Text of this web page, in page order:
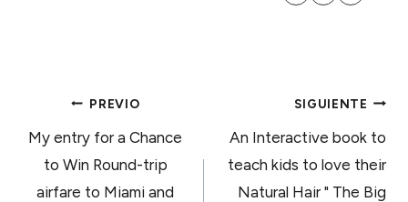
NAVEGACIÓN
DE
PREVIO
My entry for a Chance
to Win Round-trip
airfare to Miami and
SIGUIENTE
An Interactive book to
teach kids to love their
Natural Hair " The Big